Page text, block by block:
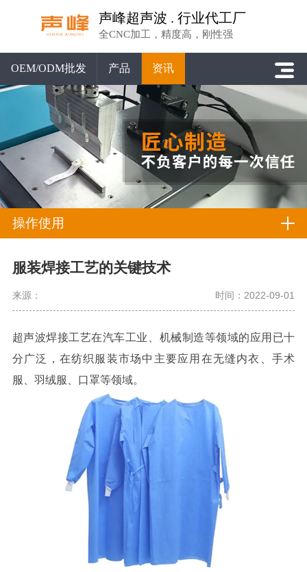
声峰超声波 . 行业代工厂
全CNC加工，精度高，刚性强
OEM/ODM批发 产品 资讯
操作使用
服装焊接工艺的关键技术
来源： 时间：2022-09-01
超声波焊接工艺在汽车工业、机械制造等领域的应用已十
分广泛，在纺织服装市场中主要应用在无缝内衣、手术
服、羽绒服、口罩等领域。